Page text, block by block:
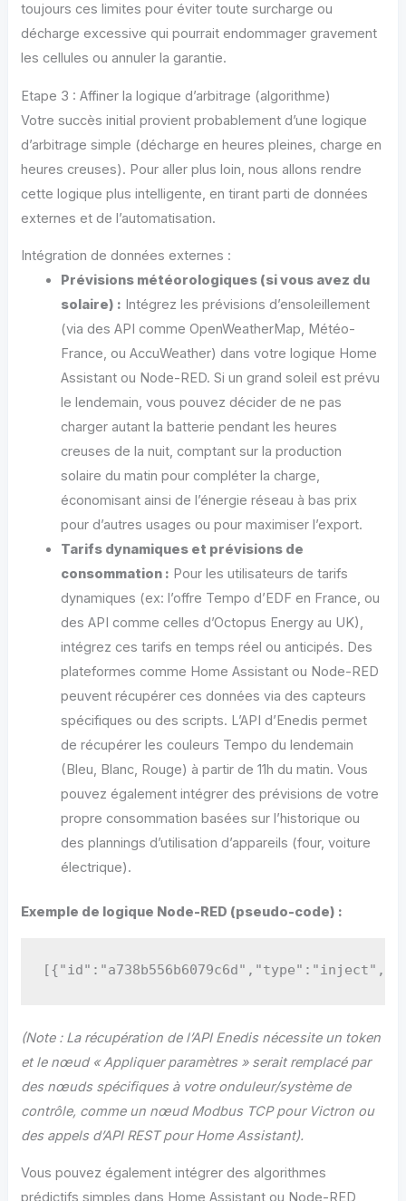
toujours ces limites pour éviter toute surcharge ou
décharge excessive qui pourrait endommager gravement
les cellules ou annuler la garantie.
Etape 3 : Affiner la logique d’arbitrage (algorithme)
Votre succès initial provient probablement d’une logique
d’arbitrage simple (décharge en heures pleines, charge en
heures creuses). Pour aller plus loin, nous allons rendre
cette logique plus intelligente, en tirant parti de données
externes et de l’automatisation.
Intégration de données externes :
Prévisions météorologiques (si vous avez du
solaire) : Intégrez les prévisions d’ensoleillement
(via des API comme OpenWeatherMap, Météo-
France, ou AccuWeather) dans votre logique Home
Assistant ou Node-RED. Si un grand soleil est prévu
le lendemain, vous pouvez décider de ne pas
charger autant la batterie pendant les heures
creuses de la nuit, comptant sur la production
solaire du matin pour compléter la charge,
économisant ainsi de l’énergie réseau à bas prix
pour d’autres usages ou pour maximiser l’export.
Tarifs dynamiques et prévisions de
consommation : Pour les utilisateurs de tarifs
dynamiques (ex: l’offre Tempo d’EDF en France, ou
des API comme celles d’Octopus Energy au UK),
intégrez ces tarifs en temps réel ou anticipés. Des
plateformes comme Home Assistant ou Node-RED
peuvent récupérer ces données via des capteurs
spécifiques ou des scripts. L’API d’Enedis permet
de récupérer les couleurs Tempo du lendemain
(Bleu, Blanc, Rouge) à partir de 11h du matin. Vous
pouvez également intégrer des prévisions de votre
propre consommation basées sur l’historique ou
des plannings d’utilisation d’appareils (four, voiture
électrique).
Exemple de logique Node-RED (pseudo-code) :
(Note : La récupération de l’API Enedis nécessite un token
et le nœud « Appliquer paramètres » serait remplacé par
des nœuds spécifiques à votre onduleur/système de
contrôle, comme un nœud Modbus TCP pour Victron ou
des appels d’API REST pour Home Assistant).
Vous pouvez également intégrer des algorithmes